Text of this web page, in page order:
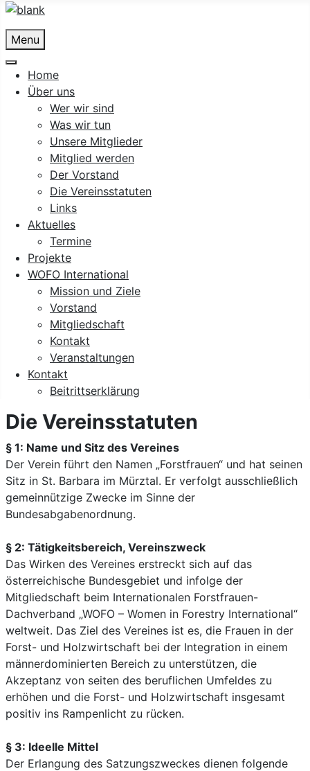
Menu
Home
Über uns
Wer wir sind
Was wir tun
Unsere Mitglieder
Mitglied werden
Der Vorstand
Die Vereinsstatuten
Links
Aktuelles
Termine
Projekte
WOFO International
Mission und Ziele
Vorstand
Mitgliedschaft
Kontakt
Veranstaltungen
Kontakt
Beitrittserklärung
Die Vereinsstatuten
§ 1: Name und Sitz des Vereines
Der Verein führt den Namen „Forstfrauen“ und hat seinen
Sitz in St. Barbara im Mürztal. Er verfolgt ausschließlich
gemeinnützige Zwecke im Sinne der
Bundesabgabenordnung.
§ 2: Tätigkeitsbereich, Vereinszweck
Das Wirken des Vereines erstreckt sich auf das
österreichische Bundesgebiet und infolge der
Mitgliedschaft beim Internationalen Forstfrauen-
Dachverband „WOFO – Women in Forestry International“
weltweit. Das Ziel des Vereines ist es, die Frauen in der
Forst- und Holzwirtschaft bei der Integration in einem
männerdominierten Bereich zu unterstützen, die
Akzeptanz von seiten des beruflichen Umfeldes zu
erhöhen und die Forst- und Holzwirtschaft insgesamt
positiv ins Rampenlicht zu rücken.
§ 3: Ideelle Mittel
Der Erlangung des Satzungszweckes dienen folgende